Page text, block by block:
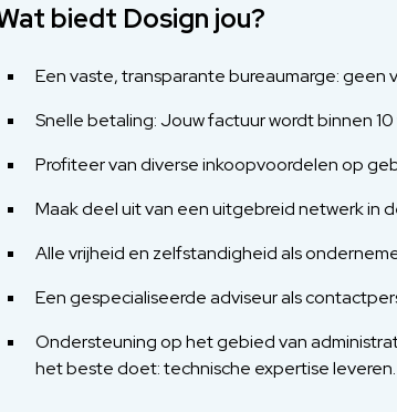
biedt Dosign jou?
Een vaste, transparante bureaumarge: geen
Snelle betaling: Jouw factuur wordt binnen
Profiteer van diverse inkoopvoordelen op
Maak deel uit van een uitgebreid netwerk in
Alle vrijheid en zelfstandigheid als
Een gespecialiseerde adviseur als
Ondersteuning op het gebied van
het beste doet: technische expertise leveren.